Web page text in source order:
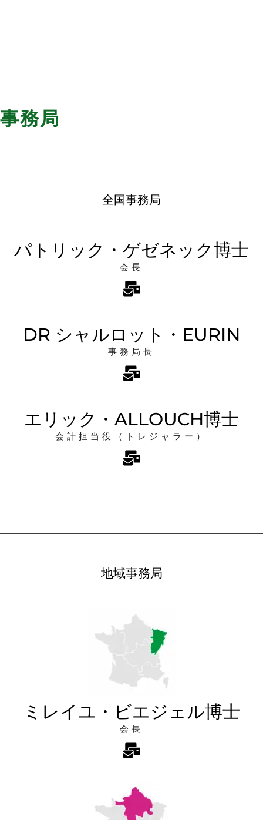
事務局
全国事務局
パトリック・ゲゼネック博士
会長
DR シャルロット・EURIN
事務局長
エリック・ALLOUCH博士
会計担当役（トレジャラー）
地域事務局
ミレイユ・ビエジェル博士
会長